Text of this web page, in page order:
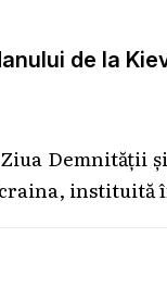
de la
Demnității
instituită